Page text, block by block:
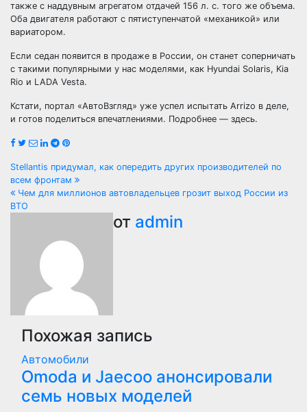
также с наддувным агрегатом отдачей 156 л. с. того же объема.
Оба двигателя работают с пятиступенчатой «механикой» или
вариатором.
Если седан появится в продаже в России, он станет соперничать
с такими популярными у нас моделями, как Hyundai Solaris, Kia
Rio и LADA Vesta.
Кстати, портал «АвтоВзгляд» уже успел испытать Arrizo в деле,
и готов поделиться впечатлениями. Подробнее — здесь.
Навигация
по
Stellantis придумал, как опередить других производителей по
всем фронтам
Чем для миллионов автовладельцев грозит выход России из
ВТО
от admin
Похожая запись
Автомобили
Оmoda и Jaecoo анонсировали
семь новых моделей